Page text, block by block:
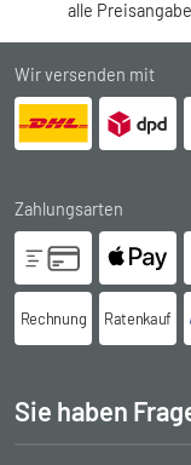
alle
Wir versenden mit
Zahlungsarten
Rechnung Ratenkauf
Sie haben